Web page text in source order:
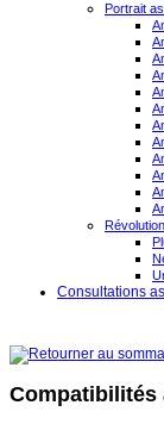
Portrait
Consultations
Compatibilités